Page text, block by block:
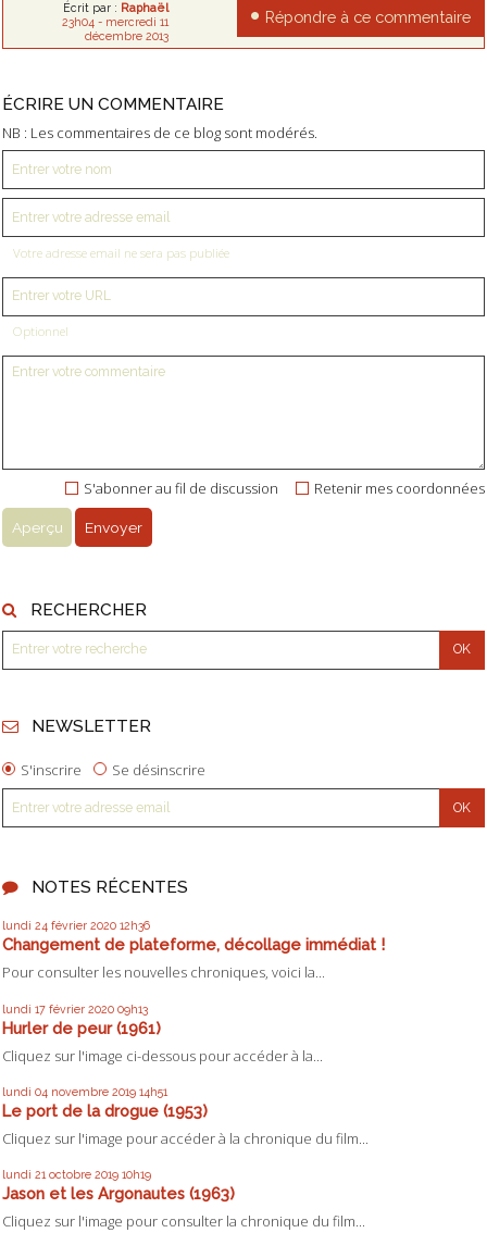
Écrit par : Raphaël
23h04 - mercredi 11
décembre 2013
Répondre à ce commentaire
ÉCRIRE UN COMMENTAIRE
NB : Les commentaires de ce blog sont modérés.
Votre adresse email ne sera pas publiée
Optionnel
Retenir mes coordonnées
S'abonner au fil de discussion
RECHERCHER
NEWSLETTER
S'inscrire Se désinscrire
NOTES RÉCENTES
lundi 24 février 2020 12h36
Changement de plateforme, décollage immédiat !
Pour consulter les nouvelles chroniques, voici la...
lundi 17 février 2020 09h13
Hurler de peur (1961)
Cliquez sur l'image ci-dessous pour accéder à la...
lundi 04 novembre 2019 14h51
Le port de la drogue (1953)
Cliquez sur l'image pour accéder à la chronique du film...
lundi 21 octobre 2019 10h19
Jason et les Argonautes (1963)
Cliquez sur l'image pour consulter la chronique du film...